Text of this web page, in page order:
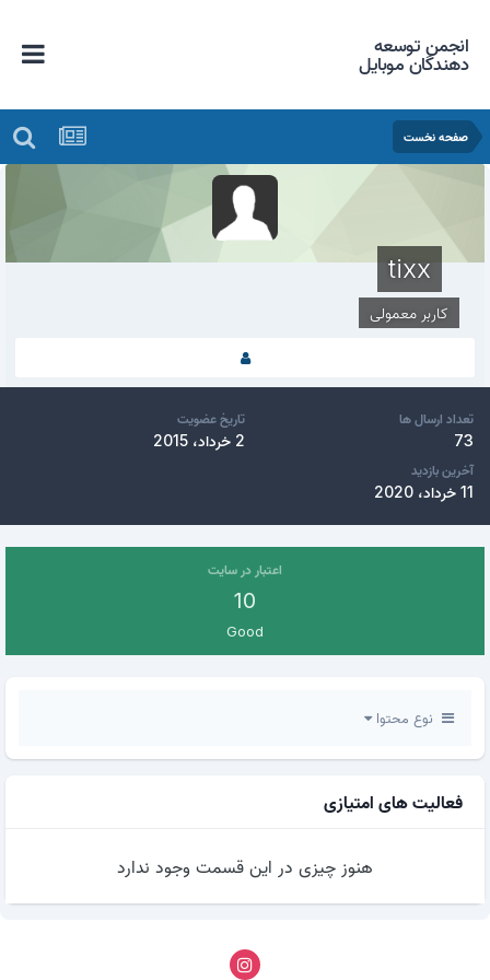
انجمن توسعه
دهندگان موبایل
صفحه نخست
tixx
کاربر معمولی
تعداد ارسال ها
73
تاریخ عضویت
2 خرداد، 2015
آخرین بازدید
11 خرداد، 2020
اعتبار در سایت
10
Good
نوع محتوا
فعالیت های امتیازی
هنوز چیزی در این قسمت وجود ندارد